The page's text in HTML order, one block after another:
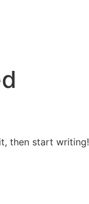
then start writing!